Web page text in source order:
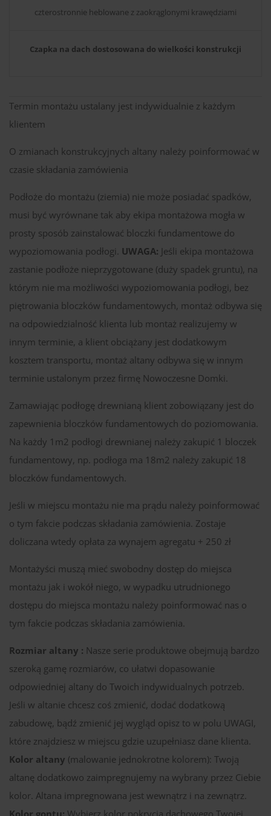
czterostronnie heblowane z zaokrąglonymi krawędziami
Czapka na dach dostosowana do wielkości konstrukcji
Termin montażu ustalany jest indywidualnie z każdym
klientem
O zmianach konstrukcyjnych altany należy poinformować w
czasie składania zamówienia
Podłoże do montażu (ziemia) nie może posiadać spadków,
musi być wyrównane tak aby ekipa montażowa mogła w
prosty sposób zainstalować bloczki fundamentowe do
wypoziomowania podłogi. UWAGA: Jeśli ekipa montażowa
zastanie podłoże nieprzygotowane (duży spadek gruntu), na
którym nie ma możliwości wypoziomowania podłogi, bez
piętrowania bloczków fundamentowych, montaż odbywa się
na odpowiedzialność klienta lub montaż realizujemy w
innym terminie, a klient obciążany jest dodatkowym
kosztem transportu, montaż altany odbywa się w innym
terminie ustalonym przez firmę Nowoczesne Domki.
Zamawiając podłogę drewnianą klient zobowiązany jest do
zapewnienia bloczków fundamentowych do poziomowania.
Na każdy 1m2 podłogi drewnianej należy zakupić 1 bloczek
fundamentowy, np. podłoga ma 18m2 należy zakupić 18
bloczków fundamentowych.
Jeśli w miejscu montażu nie ma prądu należy poinformować
o tym fakcie podczas składania zamówienia. Zostaje
doliczana wtedy opłata za wynajem agregatu + 250 zł
Montażyści muszą mieć swobodny dostęp do miejsca
montażu jak i wokół niego, w wypadku utrudnionego
dostępu do miejsca montażu należy poinformować nas o
tym fakcie podczas składania zamówienia.
Rozmiar altany : Nasze serie produktowe obejmują bardzo
szeroką gamę rozmiarów, co ułatwi dopasowanie
odpowiedniej altany do Twoich indywidualnych potrzeb.
Jeśli w altanie chcesz coś zmienić, dodać dodatkową
zabudowę, bądź zmienić jej wygląd opisz to w polu UWAGI,
które znajdziesz w miejscu gdzie uzupełniasz dane klienta.
Kolor altany (malowanie jednokrotne kolorem): Twoją
altanę dodatkowo zaimpregnujemy na wybrany przez Ciebie
kolor. Altana impregnowana jest wewnątrz i na zewnątrz.
Kolor gontu: Wybierz kolor pokrycia dachowego Twojej